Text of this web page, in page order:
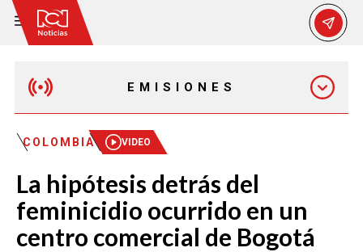
EMISIONES
EMISIÓN 12:30 PM
EMISIÓN 7:00 PM
COLOMBIA VIDEO
La hipótesis detrás del
feminicidio ocurrido en un
centro comercial de Bogotá